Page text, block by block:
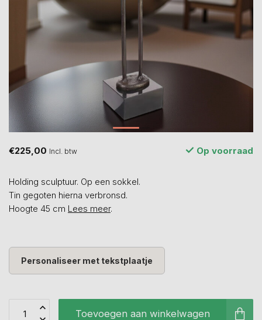
€225,00 Incl. btw Op voorraad
Holding sculptuur. Op een sokkel.
Tin gegoten hierna verbronsd.
Hoogte 45 cm Lees meer.
Personaliseer met tekstplaatje
Toevoegen aan winkelwagen